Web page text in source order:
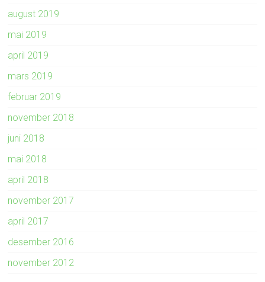
august 2019
mai 2019
april 2019
mars 2019
februar 2019
november 2018
juni 2018
mai 2018
april 2018
november 2017
april 2017
desember 2016
november 2012